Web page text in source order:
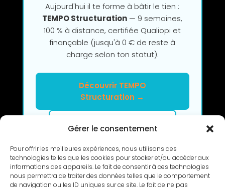
Gérer le consentement
Pour offrir les meilleures expériences, nous utilisons des
technologies telles que les cookies pour stocker et/ou accéder aux
informations des appareils. Le fait de consentir à ces technologies
nous permettra de traiter des données telles que le comportement
de navigation ou les ID uniques sur ce site. Le fait de ne pas
Aujourd'hui il te forme à bâtir le tien :
TEMPO Structuration — 9 semaines,
100 % à distance, certifiée Qualiopi et
finançable (jusqu'à 0 € de reste à
charge selon ton statut).
Découvrir TEMPO
Structuration →
Clarifier mon projet en 2h